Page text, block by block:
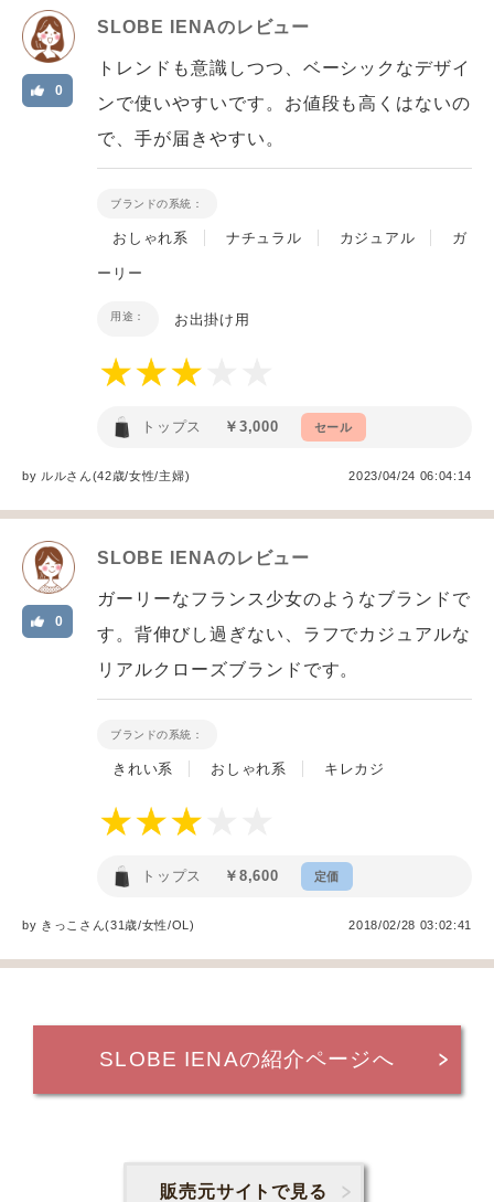
SLOBE IENAのレビュー
0
トレンドも意識しつつ、ベーシックなデザイ
ンで使いやすいです。お値段も高くはないの
で、手が届きやすい。
ブランドの系統：
おしゃれ系 ナチュラル カジュアル ガ
ーリー
用途： お出掛け用
トップス ￥3,000 セール
by ルルさん(42歳/女性/主婦) 2023/04/24 06:04:14
SLOBE IENAのレビュー
0
ガーリーなフランス少女のようなブランドで
す。背伸びし過ぎない、ラフでカジュアルな
リアルクローズブランドです。
ブランドの系統：
きれい系 おしゃれ系 キレカジ
トップス ￥8,600 定価
by きっこ さん(31歳/女性/OL) 2018/02/28 03:02:41
SLOBE IENAの紹介ページへ
販売元サイトで見る